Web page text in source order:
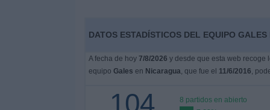
DATOS ESTADÍSTICOS DEL EQUIPO
A fecha de hoy 7/8/2026 y desde que esta web recoge
equipo Gales en Nicaragua, que fue el 11/6/2016,
104
8 partidos en abierto